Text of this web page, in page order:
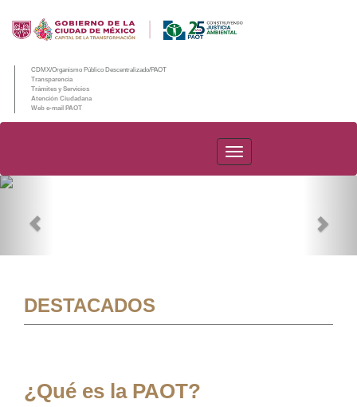
CDMX/Organismo Público Descentralizado/PAOT
Transparencia
Trámites y Servicios
Atención Ciudadana
Web e-mail PAOT
PAOT
DESTACADOS
¿Qué es la PAOT?